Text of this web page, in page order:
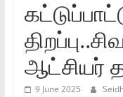
ஆட்சியர்
9 June 2025